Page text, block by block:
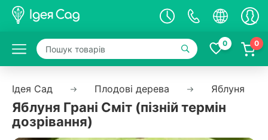
0 0
Ідея Сад Плодові дерева Яблуня
Яблуня Грані Сміт (пізній термін
дозрівання)